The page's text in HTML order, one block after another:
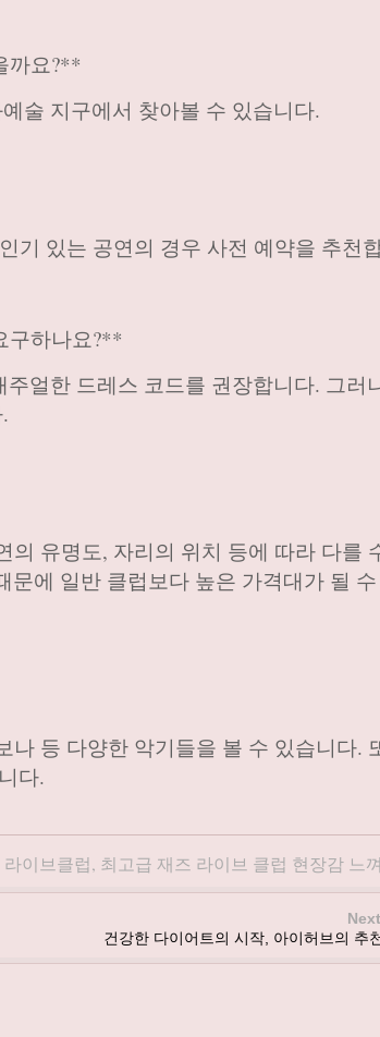
까요?**
술 지구에서 찾아볼 수 있습니다.
기 있는 공연의 경우 사전 예약을 추천
구하나요?**
얼한 드레스 코드를 권장합니다. 그러
유명도, 자리의 위치 등에 따라 다를
에 일반 클럽보다 높은 가격대가 될 수
등 다양한 악기들을 볼 수 있습니다.
다.
이브클럽, 최고급 재즈 라이브 클럽 현장감 느
건강한 다이어트의 시작, 아이허브의 추